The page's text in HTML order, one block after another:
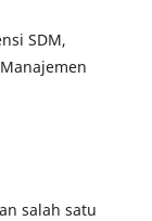
SDM,
salah satu